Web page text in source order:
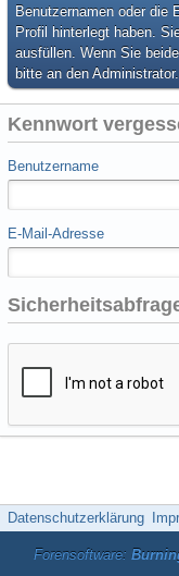
Benutzernamen oder die
Profil hinterlegt haben.
ausfüllen. Wenn Sie
bitte an den Administrator.
Kennwort
Benutzername
E-Mail-Adresse
Datenschutzerklärung
Forensoftware: